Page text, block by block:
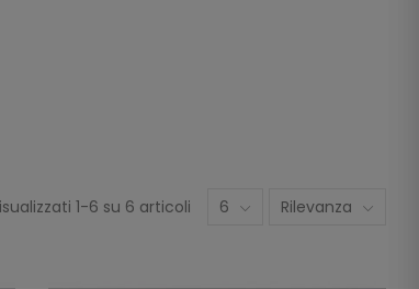
1-6 su 6 articoli 6 Rilevanza